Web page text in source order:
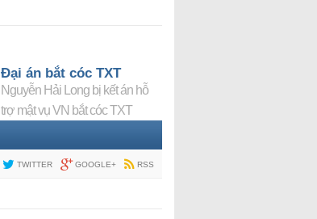
Đại án bắt cóc TXT
Nguyễn Hải Long bị kết án hỗ
trợ mật vụ VN bắt cóc TXT
TWITTER GOOGLE+ RSS